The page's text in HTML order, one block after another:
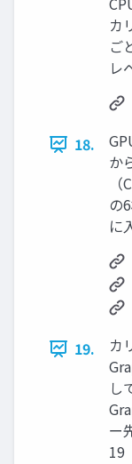
カ
ご
レ
18.
か
の
に
19.
カ
し
ー
19